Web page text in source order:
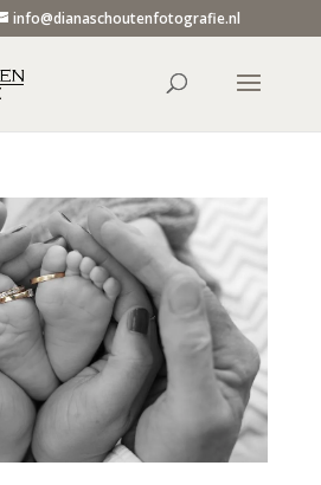
info@dianaschoutenfotografie.nl